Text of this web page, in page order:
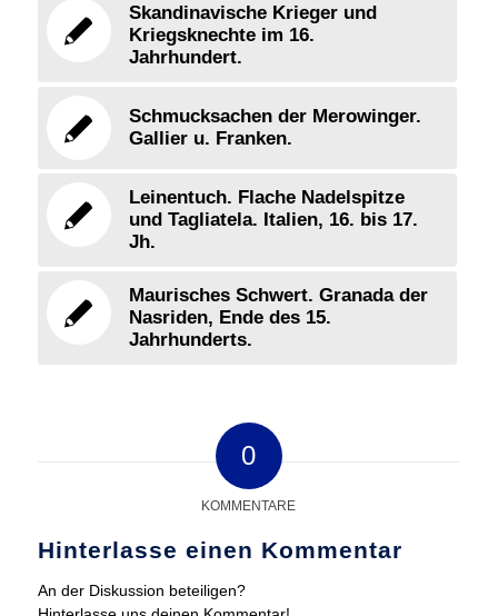
Skandinavische Krieger und
Kriegsknechte im 16.
Jahrhundert.
Schmucksachen der Merowinger.
Gallier u. Franken.
Leinentuch. Flache Nadelspitze
und Tagliatela. Italien, 16. bis 17.
Jh.
Maurisches Schwert. Granada der
Nasriden, Ende des 15.
Jahrhunderts.
0
KOMMENTARE
Hinterlasse einen Kommentar
An der Diskussion beteiligen?